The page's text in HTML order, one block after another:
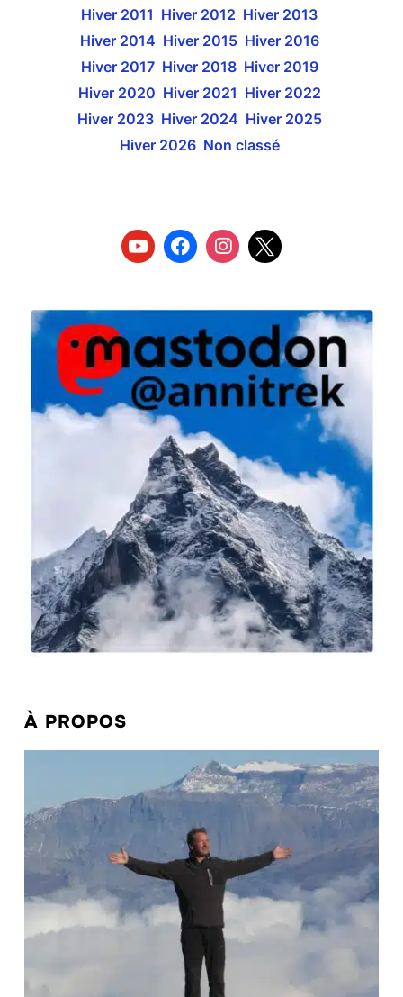
Hiver 2011 Hiver 2012 Hiver 2013
Hiver 2014 Hiver 2015 Hiver 2016
Hiver 2017 Hiver 2018 Hiver 2019
Hiver 2020 Hiver 2021 Hiver 2022
Hiver 2023 Hiver 2024 Hiver 2025
Hiver 2026 Non classé
À PROPOS